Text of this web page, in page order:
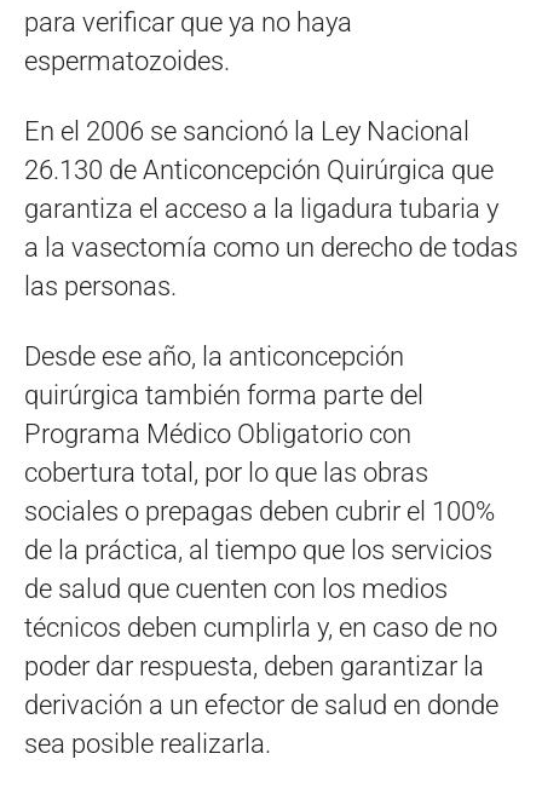
para verificar que ya no haya
espermatozoides.
En el 2006 se sancionó la Ley Nacional
26.130 de Anticoncepción Quirúrgica que
garantiza el acceso a la ligadura tubaria y
a la vasectomía como un derecho de todas
las personas.
Desde ese año, la anticoncepción
quirúrgica también forma parte del
Programa Médico Obligatorio con
cobertura total, por lo que las obras
sociales o prepagas deben cubrir el 100%
de la práctica, al tiempo que los servicios
de salud que cuenten con los medios
técnicos deben cumplirla y, en caso de no
poder dar respuesta, deben garantizar la
derivación a un efector de salud en donde
sea posible realizarla.